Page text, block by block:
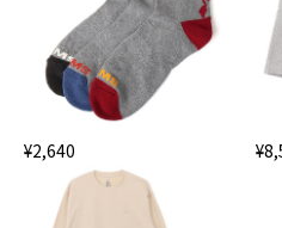
¥2,640